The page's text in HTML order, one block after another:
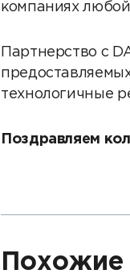
компаниях
Партнерство с
технологичные
Поздравляем
Похожие